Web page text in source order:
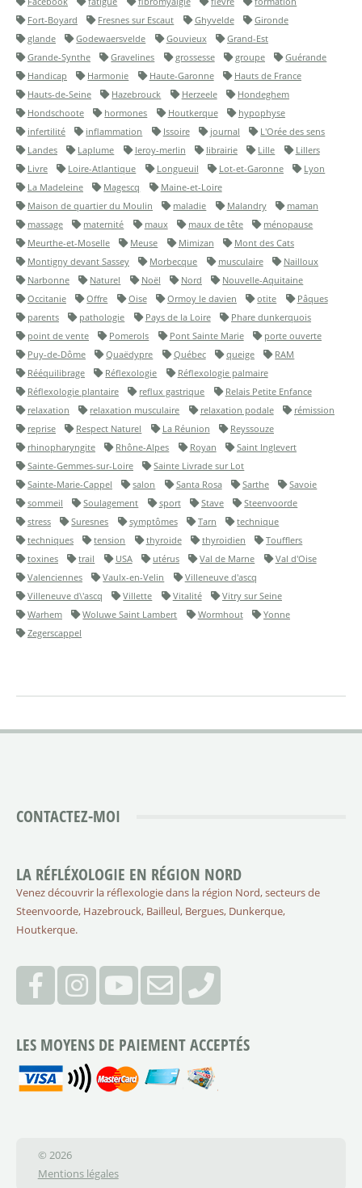
Fort-Boyard
Fresnes sur Escaut Ghyvelde
Gironde
glande
Godewaersvelde Gouvieux
Grand-Est
Grande-Synthe
Gravelines grossesse groupe
Guérande
Handicap
Harmonie Haute-Garonne
Hauts de France
Hauts-de-Seine
Hazebrouck Herzeele
Hondeghem
Hondschoote
hormones Houtkerque
hypophyse
infertilité
inflammation Issoire journal
L'Orée des sens
Landes
Laplume leroy-merlin librairie Lille
Lillers
Livre
Loire-Atlantique Longueuil Lot-et-Garonne
Lyon
La Madeleine
Magescq
Maine-et-Loire
Maison de quartier du Moulin
maladie Malandry
maman
massage
maternité maux maux de tête
ménopause
Meurthe-et-Moselle
Meuse Mimizan
Mont des Cats
Montigny devant Sassey
Morbecque musculaire
Nailloux
Narbonne
Naturel Noël Nord
Nouvelle-Aquitaine
Occitanie
Offre Oise Ormoy le davien otite
Pâques
parents
pathologie Pays de la Loire
Phare dunkerquois
point de vente
Pomerols Pont Sainte Marie
porte ouverte
Puy-de-Dôme
Quaëdypre Québec queige
RAM
Rééquilibrage
Réflexologie
Réflexologie palmaire
Réflexologie plantaire
reflux gastrique
Relais Petite Enfance
relaxation
relaxation musculaire relaxation podale
rémission
reprise
Respect Naturel La Réunion
Reyssouze
rhinopharyngite
Rhône-Alpes Royan
Saint Inglevert
Sainte-Gemmes-sur-Loire
Sainte Livrade sur Lot
Sainte-Marie-Cappel
salon Santa Rosa Sarthe
Savoie
sommeil
Soulagement sport Stave
Steenvoorde
stress
Suresnes symptômes Tarn
technique
techniques
tension thyroide thyroidien
Toufflers
toxines
trail USA utérus Val de Marne
Val d'Oise
Valenciennes
Vaulx-en-Velin
Villeneuve d'ascq
Villeneuve d\'ascq
Villette Vitalité
Vitry sur Seine
Warhem
Woluwe Saint Lambert Wormhout
Yonne
Zegerscappel
CONTACTEZ-MOI
LA RÉFLÉXOLOGIE EN RÉGION NORD
Venez découvrir la réflexologie dans la région Nord, secteurs de
Steenvoorde, Hazebrouck, Bailleul, Bergues, Dunkerque,
Houtkerque.
LES MOYENS DE PAIEMENT ACCEPTÉS
© 2026
Mentions légales